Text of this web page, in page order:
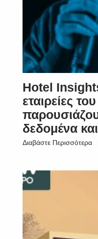
Hotel
εταιρείες
δεδομένα
Διαβάστε Περισσότερα